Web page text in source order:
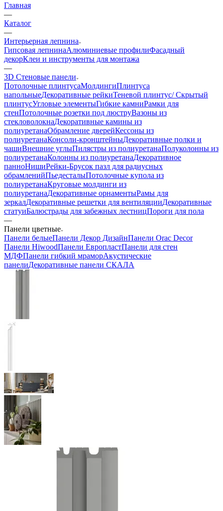
Главная
—
Каталог
—
Интерьерная лепнина
Гипсовая лепнинаАлюминиевые профилиФасадный
декорКлеи и инструменты для монтажа
—
3D Стеновые панели
Потолочные плинтусаМолдингиПлинтуса
напольныеДекоративные рейкиТеневой плинтус/ Скрытый
плинтусУгловые элементыГибкие камниРамки для
стенПотолочные розетки под люструВазоны из
стекловолокнаДекоративные камины из
полиуретанаОбрамление дверейКессоны из
полиуретанаКонсоли-кронштейныДекоративные полки и
чашиВнешние углыПилястры из полиуретанаПолуколонны из
полиуретанаКолонны из полиуретанаДекоративное
панноНишиРейки-Брусок пазл для радиусных
обрамленийПьедесталыПотолочные купола из
полиуретанаКруговые молдинги из
полиуретанаДекоративные орнаментыРамы для
зеркалДекоративные решетки для вентиляцииДекоративные
статуиБалюстрады для забежных лестницПороги для пола
—
Панели цветные
Панели белыеПанели Декор ДизайнПанели Orac Decor
Панели HiwoodПанели ЕвропластПанели для стен
МДФПанели гибкий мраморАкустические
панелиДекоративные панели СКАЛА